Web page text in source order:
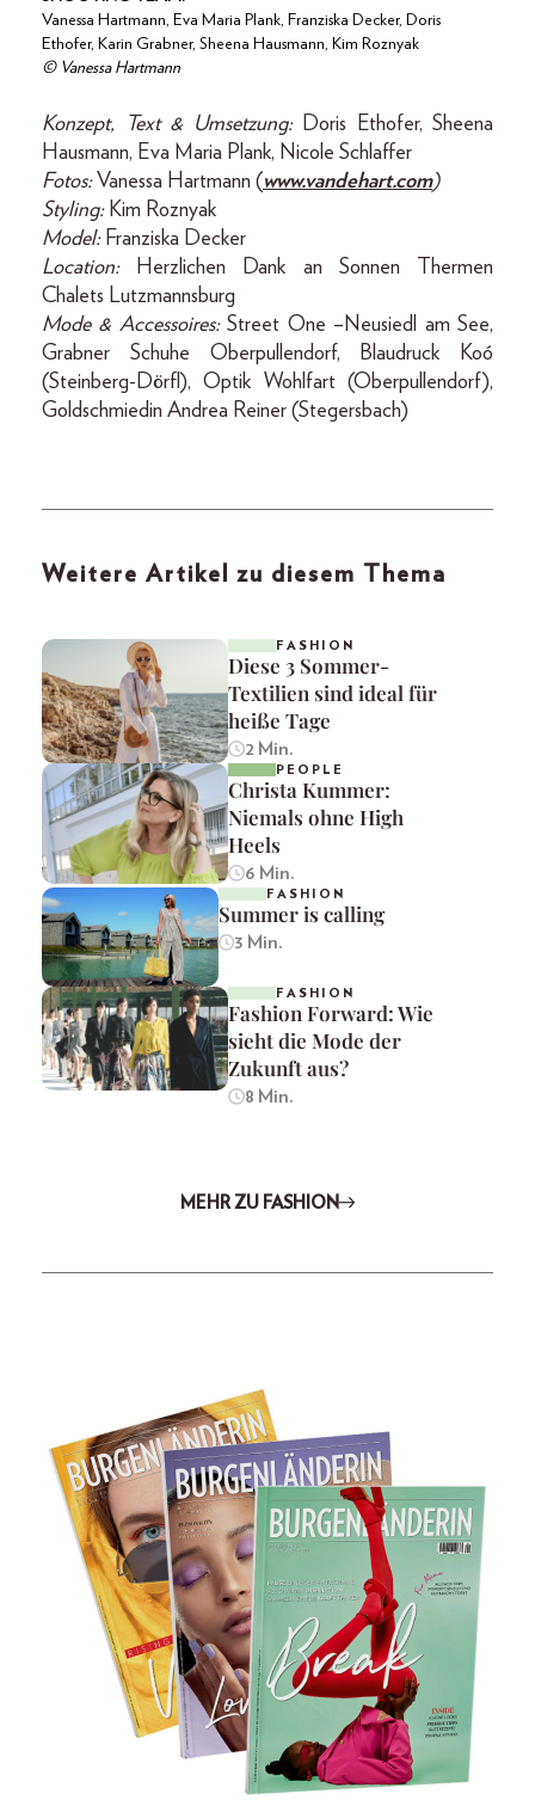
Vanessa Hartmann, Eva Maria Plank, Franziska Decker, Doris
Ethofer, Karin Grabner, Sheena Hausmann, Kim Roznyak
© Vanessa Hartmann
Konzept, Text & Umsetzung: Doris Ethofer, Sheena
Hausmann, Eva Maria Plank, Nicole Schlaffer
Fotos: Vanessa Hartmann (www.vandehart.com)
Styling: Kim Roznyak
Model:Franziska Decker
Location:
Herzlichen Dank an Sonnen Thermen
Chalets Lutzmannsburg
Mode & Accessoires:Street One –Neusiedl am See,
Grabner Schuhe Oberpullendorf, Blaudruck Koó
(Steinberg-Dörfl), Optik Wohlfart (Oberpullendorf),
Goldschmiedin Andrea Reiner (Stegersbach)
Weitere Artikel zu diesem Thema
FASHION
Diese 3 Sommer-
Textilien sind ideal für
heiße Tage
2 Min.
PEOPLE
Christa Kummer:
Niemals ohne High
Heels
6 Min.
FASHION
Summer is calling
3 Min.
FASHION
Fashion Forward: Wie
sieht die Mode der
Zukunft aus?
8 Min.
MEHR ZU FASHION